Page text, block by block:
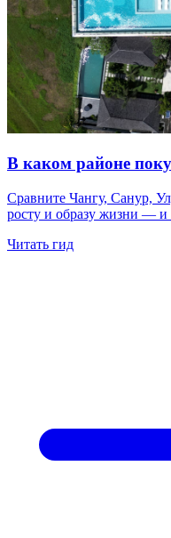
В каком районе
Сравните Чангу, Санур,
росту и образу жизни —
Читать гид